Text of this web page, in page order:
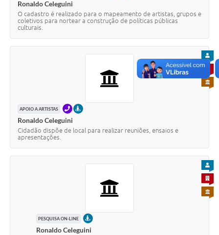
Ronaldo Celeguini
O cadastro é realizado para o mapeamento de artistas, grupos e
coletivos para nortear a construção de políticas públicas
culturais.
APOIO A ARTISTAS TELEFONEPRESENCIAL
Ronaldo Celeguini
Cidadão dispõe de local para realizar reuniões, ensaios e
apresentações.
PARA
PARA
PESQUISA ON-LINE PRESENCIAL
Ronaldo Celeguini
PARA
PARA